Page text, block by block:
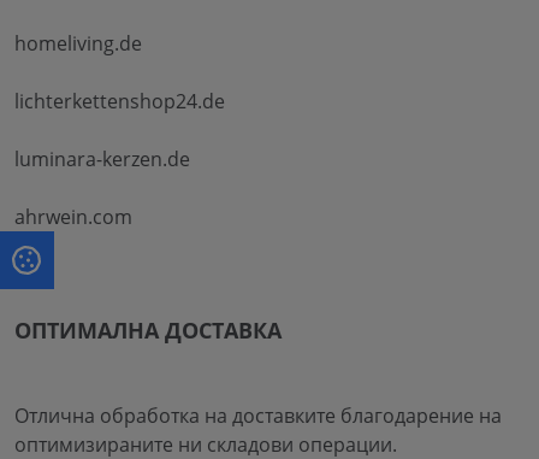
homeliving.de
lichterkettenshop24.de
luminara-kerzen.de
ahrwein.com
ОПТИМАЛНА ДОСТАВКА
Отлична обработка на доставките благодарение на
оптимизираните ни складови операции.